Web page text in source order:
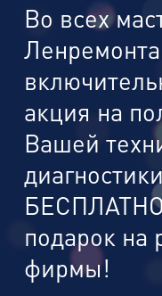
Во всех
Ленремонта
акция на
Вашей
БЕСПЛАТНО
подарок на
фирмы!